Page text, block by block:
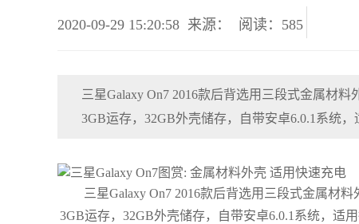
2020-09-29 15:20:58 来源： 阅读：585
三星Galaxy On7 2016款后背选用三段式金属材料
3GB运存，32GB外壳储存，自带安卓6.0.1系统，
三星Galaxy On7 2016款后背选用三段式金属材
3GB运存，32GB外壳储存，自带安卓6.0.1系统，适